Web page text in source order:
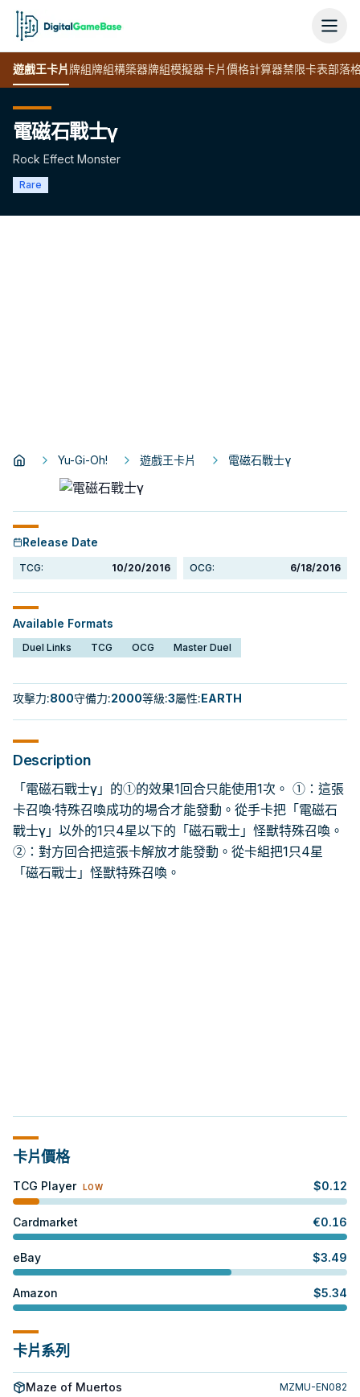
遊戲王卡片牌組牌組構築器牌組模擬器卡片價格計算器禁限卡表部落
電磁石戰士γ
Rock Effect Monster
Rare
Yu-Gi-Oh! 遊戲王卡片 電磁石戰士γ
Release Date
TCG: 10/20/2016 OCG: 6/18/2016
Available Formats
Duel Links TCG OCG Master Duel
攻擊力:800守備力:2000等級:3屬性:EARTH
Description
「電磁石戰士γ」的①的效果1回合只能使用1次。 ①：這張
卡召喚·特殊召喚成功的場合才能發動。從手卡把「電磁石
戰士γ」以外的1只4星以下的「磁石戰士」怪獸特殊召喚。
②：對方回合把這張卡解放才能發動。從卡組把1只4星
「磁石戰士」怪獸特殊召喚。
卡片價格
TCG Player LOW $0.12
Cardmarket €0.16
eBay $3.49
Amazon $5.34
卡片系列
Maze of Muertos MZMU-EN082